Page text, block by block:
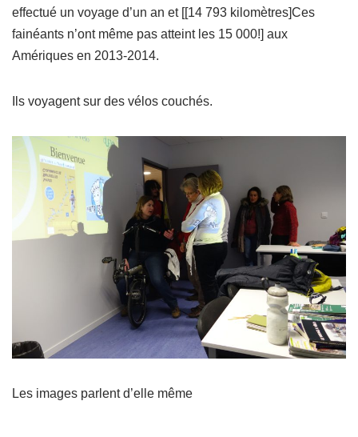
effectué un voyage d’un an et [[14 793 kilomètres]Ces
fainéants n’ont même pas atteint les 15 000!] aux
Amériques en 2013-2014.
Ils voyagent sur des vélos couchés.
Les images parlent d’elle même